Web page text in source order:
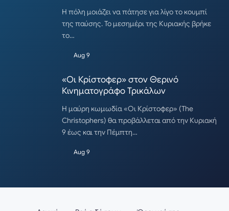
Η πόλη μοιάζει να πάτησε για λίγο το κουμπί
της παύσης. Το μεσημέρι της Κυριακής βρήκε
το…
Aug 9
«Οι Κρίστοφερ» στον Θερινό
Κινηματογράφο Τρικάλων
Η μαύρη κωμωδία «Οι Κρίστοφερ» (The
Christophers) θα προβάλλεται από την Κυριακή
9 έως και την Πέμπτη…
Aug 9